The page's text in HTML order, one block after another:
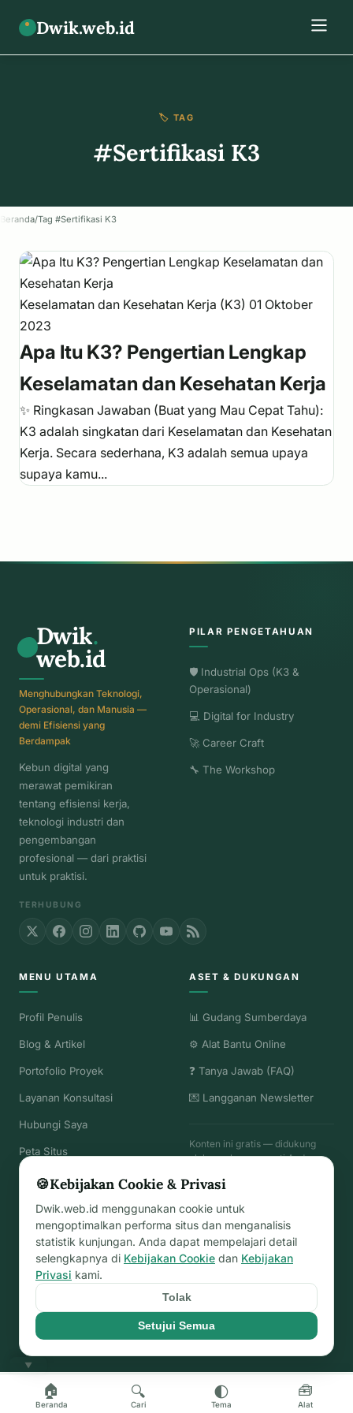
Dwik.web.id
🏷️ TAG
#Sertifikasi K3
Beranda/Tag #Sertifikasi K3
Keselamatan dan Kesehatan Kerja (K3) 01 Oktober
2023
Apa Itu K3? Pengertian Lengkap
Keselamatan dan Kesehatan Kerja
✨ Ringkasan Jawaban (Buat yang Mau Cepat Tahu):
K3 adalah singkatan dari Keselamatan dan Kesehatan
Kerja. Secara sederhana, K3 adalah semua upaya
supaya kamu...
Dwik.
web.id
Menghubungkan Teknologi,
Operasional, dan Manusia —
demi Efisiensi yang
Berdampak
Kebun digital yang
merawat pemikiran
tentang efisiensi kerja,
teknologi industri dan
pengembangan
profesional — dari praktisi
untuk praktisi.
TERHUBUNG
PILAR PENGETAHUAN
🛡️ Industrial Ops (K3 &
Operasional)
💻 Digital for Industry
🚀 Career Craft
🔧 The Workshop
MENU UTAMA
Profil Penulis
Blog & Artikel
Portofolio Proyek
Layanan Konsultasi
Hubungi Saya
Peta Situs
ASET & DUKUNGAN
📊 Gudang Sumberdaya
⚙️ Alat Bantu Online
❓ Tanya Jawab (FAQ)
💌 Langganan Newsletter
Konten ini gratis — didukung
oleh pembaca seperti Anda.
☕Traktir Kopi Hitam
© 2026
· Terakhir diperbarui: 20 Jun 2026
Cookie
Peta Situs
sekarang
▼
🏠
Beranda
🔍
Cari
🌓
Tema
🧰
Alat
🍪Kebijakan Cookie & Privasi
Dwik.web.id menggunakan cookie untuk
mengoptimalkan performa situs dan menganalisis
statistik kunjungan. Anda dapat mempelajari detail
selengkapnya di Kebijakan Cookie dan Kebijakan
Privasi kami.
Tolak
Setujui Semua